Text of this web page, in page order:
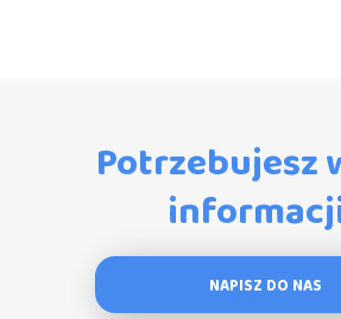
Potrzebujesz
NAPISZ DO NAS